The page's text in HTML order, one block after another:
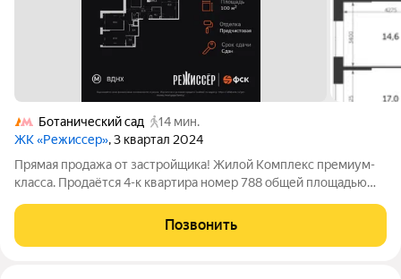
Ботанический сад
14 мин.
ЖК «Режиссер», 3 квартал 2024
Прямая продажа от застройщика! Жилой Комплекс премиум-
класса. Продаётся 4-к квартира номер 788 общей площадью
отделка. - Мастер-зона с санузлом и гардеробной. Всё для
вашего комфорта и
Позвонить